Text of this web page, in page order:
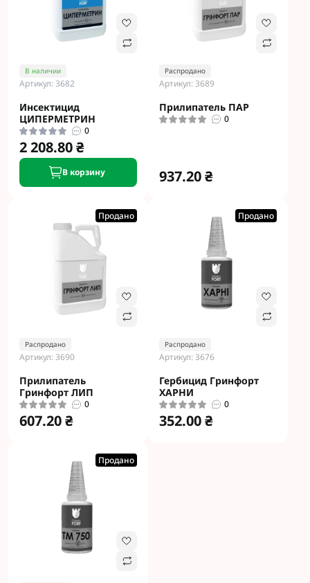
В наличии
Артикул: 3682
Инсектицид
ЦИПЕРМЕТРИН
0
2 208.80 ₴
В корзину
Распродано
Артикул: 3689
Прилипатель ПАР
0
937.20 ₴
Продано
Распродано
Артикул: 3690
Прилипатель
Гринфорт ЛИП
0
607.20 ₴
Продано
Распродано
Артикул: 3676
Гербицид Гринфорт
ХАРНИ
0
352.00 ₴
Продано